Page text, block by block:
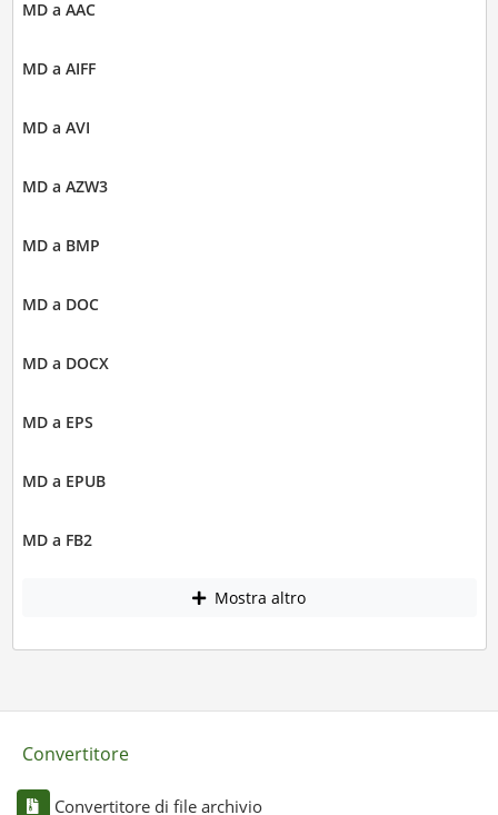
MD a AAC
MD a AIFF
MD a AVI
MD a AZW3
MD a BMP
MD a DOC
MD a DOCX
MD a EPS
MD a EPUB
MD a FB2
Mostra altro
Convertitore
Convertitore di file archivio